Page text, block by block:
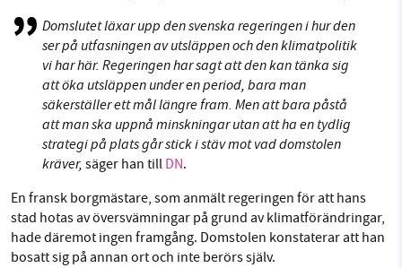
Domslutet läxar upp den svenska regeringen i hur den
ser på utfasningen av utsläppen och den klimatpolitik
vi har här. Regeringen har sagt att den kan tänka sig
att öka utsläppen under en period, bara man
säkerställer ett mål längre fram. Men att bara påstå
att man ska uppnå minskningar utan att ha en tydlig
strategi på plats går stick i stäv mot vad domstolen
kräver, säger han till DN.
En fransk borgmästare, som anmält regeringen för att hans
stad hotas av översvämningar på grund av klimatförändringar,
hade däremot ingen framgång. Domstolen konstaterar att han
bosatt sig på annan ort och inte berörs själv.